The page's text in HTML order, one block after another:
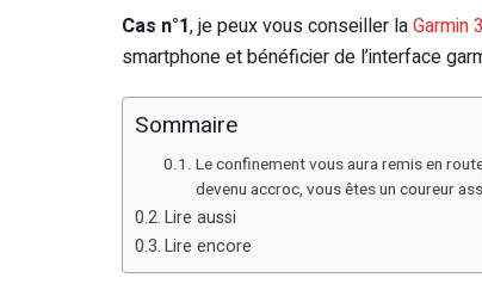
Cas n°1, je peux vous conseiller laGarmin
smartphone et bénéficier de l’interface
Sommaire
Le confinement vous aura remis en
devenu accroc, vous êtes un coureur
Lire aussi
Lire encore